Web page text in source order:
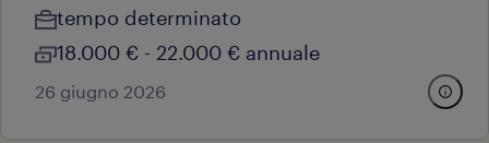
tempo determinato
18.000 € - 22.000 € annuale
26 giugno 2026